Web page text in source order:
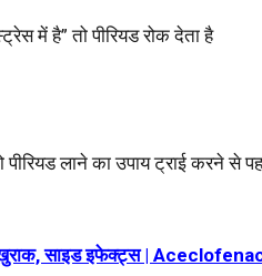
में है” तो पीरियड रोक देता है
लाने का उपाय ट्राई करने
साइड इफेक्ट्स |